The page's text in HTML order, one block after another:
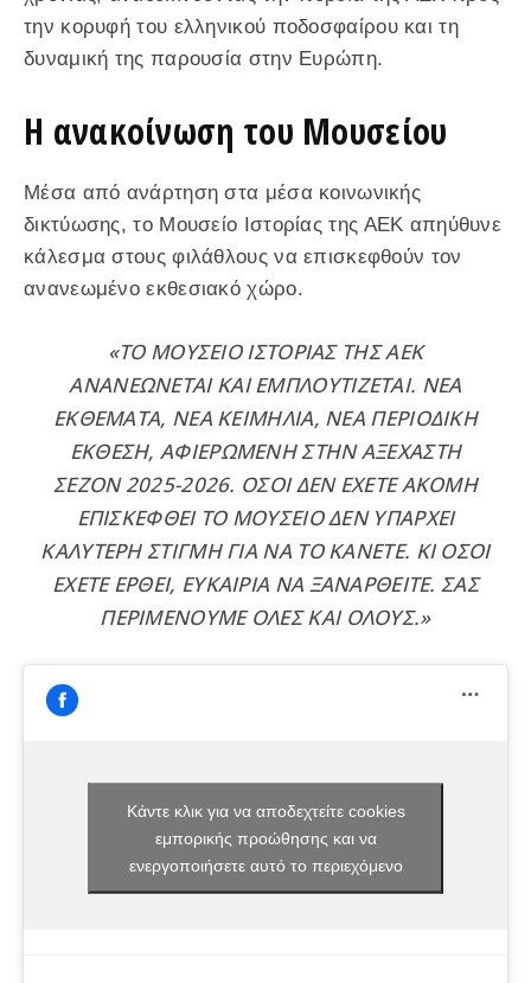
την κορυφή του ελληνικού ποδοσφαίρου και τη
δυναμική της παρουσία στην Ευρώπη.
Η ανακοίνωση του Μουσείου
Μέσα από ανάρτηση στα μέσα κοινωνικής
δικτύωσης, το Μουσείο Ιστορίας της ΑΕΚ απηύθυνε
κάλεσμα στους φιλάθλους να επισκεφθούν τον
ανανεωμένο εκθεσιακό χώρο.
«ΤΟ ΜΟΥΣΕΊΟ ΙΣΤΟΡΊΑΣ ΤΗΣ ΑΕΚ
ΑΝΑΝΕΏΝΕΤΑΙ ΚΑΙ ΕΜΠΛΟΥΤΊΖΕΤΑΙ. ΝΈΑ
ΕΚΘΈΜΑΤΑ, ΝΈΑ ΚΕΙΜΉΛΙΑ, ΝΈΑ ΠΕΡΙΟΔΙΚΉ
ΈΚΘΕΣΗ, ΑΦΙΕΡΩΜΈΝΗ ΣΤΗΝ ΑΞΈΧΑΣΤΗ
ΣΕΖΌΝ 2025-2026. ΌΣΟΙ ΔΕΝ ΈΧΕΤΕ ΑΚΌΜΗ
ΕΠΙΣΚΕΦΘΕΊ ΤΟ ΜΟΥΣΕΊΟ ΔΕΝ ΥΠΆΡΧΕΙ
ΚΑΛΎΤΕΡΗ ΣΤΙΓΜΉ ΓΙΑ ΝΑ ΤΟ ΚΆΝΕΤΕ. ΚΙ ΌΣΟΙ
ΈΧΕΤΕ ΈΡΘΕΙ, ΕΥΚΑΙΡΊΑ ΝΑ ΞΑΝΑΡΘΕΊΤΕ. ΣΑΣ
ΠΕΡΙΜΈΝΟΥΜΕ ΌΛΕΣ ΚΑΙ ΌΛΟΥΣ.»
Κάντε κλικ για να αποδεχτείτε cookies
εμπορικής προώθησης και να
ενεργοποιήσετε αυτό το περιεχόμενο